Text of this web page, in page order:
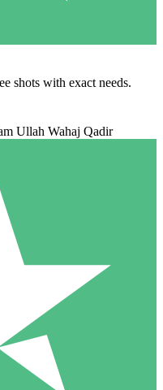
shots with exact needs.
Ullah Wahaj Qadir